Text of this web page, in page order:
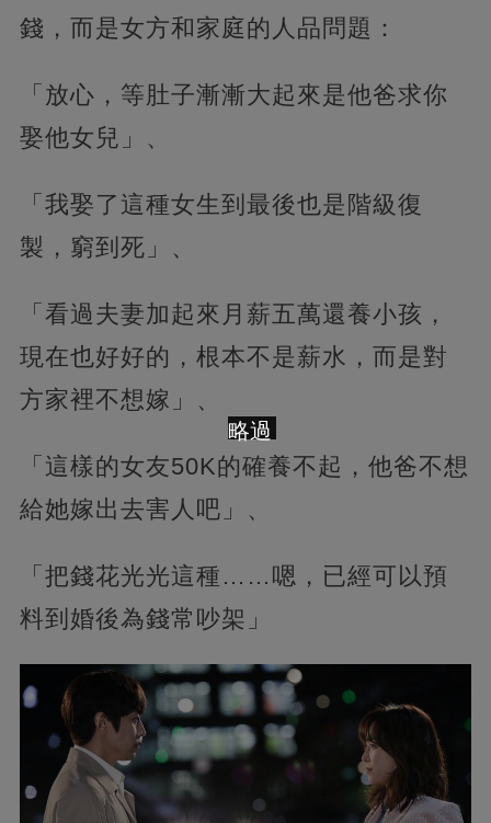
錢，而是女方和家庭的人品問題：
「放心，等肚子漸漸大起來是他爸求你
娶他女兒」、
「我娶了這種女生到最後也是階級復
製，窮到死」、
「看過夫妻加起來月薪五萬還養小孩，
現在也好好的，根本不是薪水，而是對
方家裡不想嫁」、
「這樣的女友50K的確養不起，他爸不想
給她嫁出去害人吧」、
「把錢花光光這種……嗯，已經可以預
料到婚後為錢常吵架」
略過